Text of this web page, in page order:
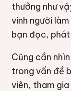
thưởng như
vinh người
bạn đọc,
Cũng cần
trong vấn đề
viên, tham